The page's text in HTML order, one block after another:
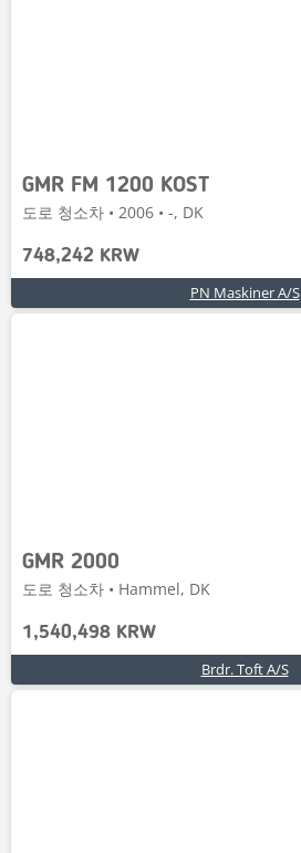
GMR FM 1200 KOST
도로 청소차 • 2006 • -, DK
748,242 KRW
PN Maskiner A/S
GMR 2000
도로 청소차 • Hammel, DK
1,540,498 KRW
Brdr. Toft A/S